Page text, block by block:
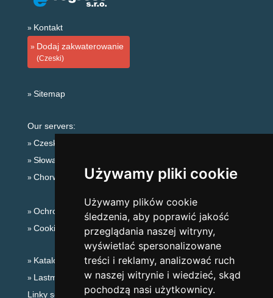
Używamy pliki cookie
Używamy plików cookie
śledzenia, aby poprawić jakość
przeglądania naszej witryny,
wyświetlać spersonalizowane
treści i reklamy, analizować ruch
w naszej witrynie i wiedzieć, skąd
pochodzą nasi użytkownicy.
Kontakt
Dodaj zakwaterowanie
(Czeski)
Sitemap
Our servers:
Czeskie Góry
Słowackie góry
Chorwacja
Ochrona prywatności
Cookies
Katalog zakwaterowania
Lastminute Góry Orlickie
Linky sezonowe: